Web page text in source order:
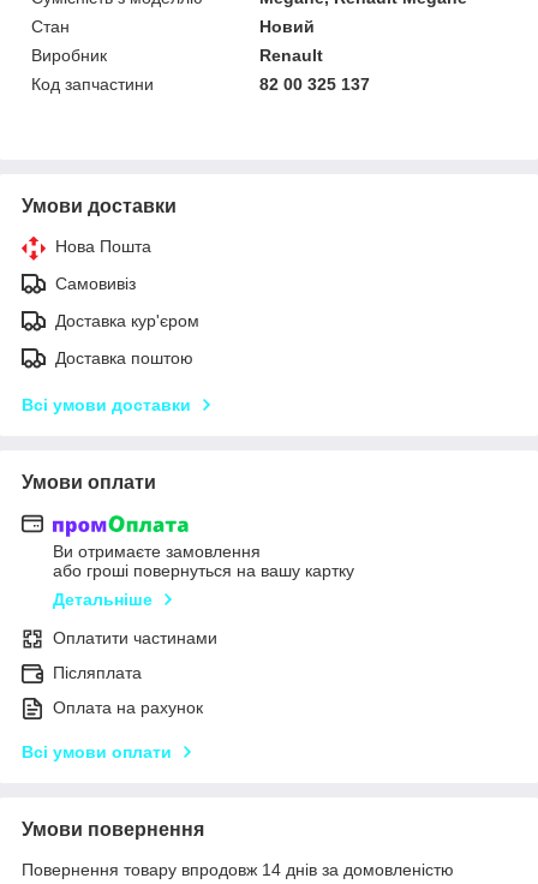
Стан
Новий
Виробник
Renault
Код запчастини
82 00 325 137
Умови доставки
Нова Пошта
Самовивіз
Доставка кур'єром
Доставка поштою
Всі умови доставки
Умови оплати
Ви отримаєте замовлення
або гроші повернуться на вашу картку
Детальніше
Оплатити частинами
Післяплата
Оплата на рахунок
Всі умови оплати
Умови повернення
Повернення товару впродовж 14 днів за домовленістю